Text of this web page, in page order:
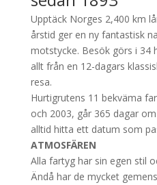
Upptäck Norges 2,400 km
årstid ger en ny fantastisk
motstycke. Besök görs i 34
allt från en 12-dagars
resa.
Hurtigrutens 11 bekväma
och 2003, går 365 dagar
alltid hitta ett datum som
ATMOSFÄREN
Alla fartyg har sin egen stil
Ändå har de mycket